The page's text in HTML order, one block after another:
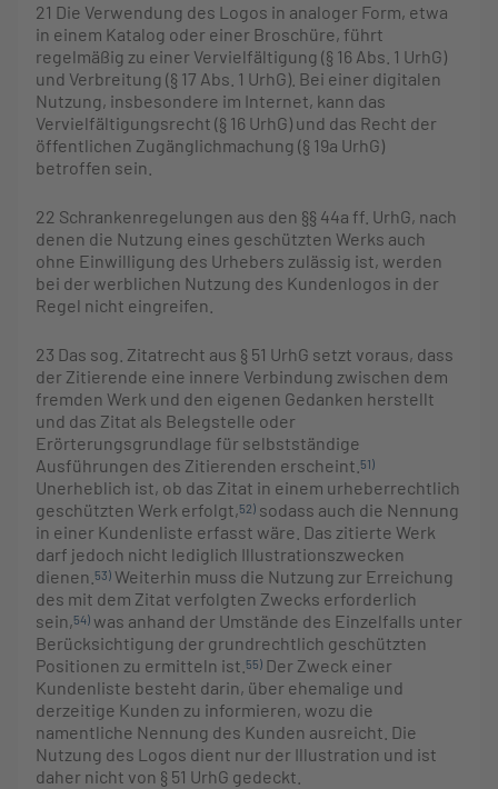
21 Die Verwendung des Logos in analoger Form, etwa
in einem Katalog oder einer Broschüre, führt
regelmäßig zu einer Vervielfältigung (§ 16 Abs. 1 UrhG)
und Verbreitung (§ 17 Abs. 1 UrhG). Bei einer digitalen
Nutzung, insbesondere im Internet, kann das
Vervielfältigungsrecht (§ 16 UrhG) und das Recht der
öffentlichen Zugänglichmachung (§ 19a UrhG)
betroffen sein.
22 Schrankenregelungen aus den §§ 44a ff. UrhG, nach
denen die Nutzung eines geschützten Werks auch
ohne Einwilligung des Urhebers zulässig ist, werden
bei der werblichen Nutzung des Kundenlogos in der
Regel nicht eingreifen.
23 Das sog. Zitatrecht aus § 51 UrhG setzt voraus, dass
der Zitierende eine innere Verbindung zwischen dem
fremden Werk und den eigenen Gedanken herstellt
und das Zitat als Belegstelle oder
Erörterungsgrundlage für selbstständige
Ausführungen des Zitierenden erscheint. 51)
Unerheblich ist, ob das Zitat in einem urheberrechtlich
geschützten Werk erfolgt,52) sodass auch die Nennung
in einer Kundenliste erfasst wäre. Das zitierte Werk
darf jedoch nicht lediglich Illustrationszwecken
dienen. 53) Weiterhin muss die Nutzung zur Erreichung
des mit dem Zitat verfolgten Zwecks erforderlich
sein,54) was anhand der Umstände des Einzelfalls unter
Berücksichtigung der grundrechtlich geschützten
Positionen zu ermitteln ist. 55) Der Zweck einer
Kundenliste besteht darin, über ehemalige und
derzeitige Kunden zu informieren, wozu die
namentliche Nennung des Kunden ausreicht. Die
Nutzung des Logos dient nur der Illustration und ist
daher nicht von § 51 UrhG gedeckt.